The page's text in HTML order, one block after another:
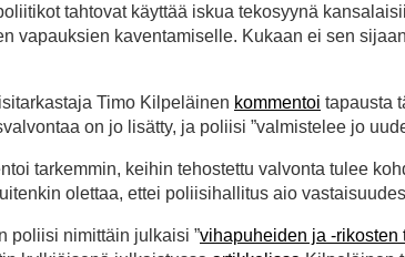
tahtovat käyttää iskua tekosyynä
vapauksien kaventamiselle. Kukaan ei sen
Timo Kilpeläinen kommentoi tapausta
on jo lisätty, ja poliisi ”valmistelee jo
tarkemmin, keihin tehostettu valvonta tulee
olettaa, ettei poliisihallitus aio
poliisi nimittäin julkaisi ”vihapuheiden ja -rikosten